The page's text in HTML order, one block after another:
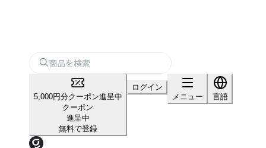
5,000円分クーポン進呈中
クーポン
進呈中
無料で登録
ログイン
メニュー
言語